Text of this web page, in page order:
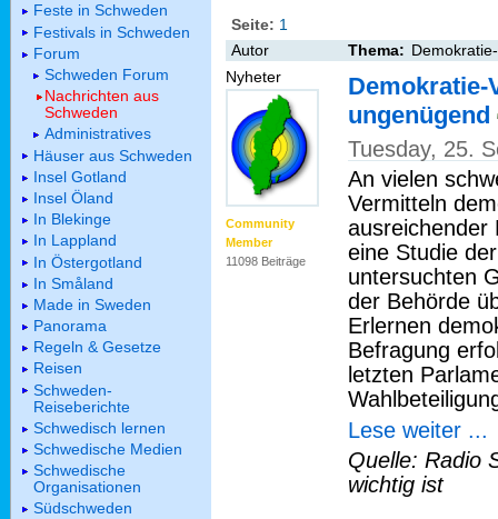
Seite: 1
Autor
Thema:
Nyheter
Community
Member
11098 Beiträge
Demokratie-
ungenügend
Tuesday, 25.
An vielen
Vermitteln
ausreichender
eine Studie
untersuchten
der Behörde
Erlernen
Befragung
letzten
Lese weiter ...
Quelle: Radio
wichtig ist
Feste in Schweden
Festivals in Schweden
Forum
Schweden Forum
Nachrichten aus
Schweden
Administratives
Häuser aus Schweden
Insel Gotland
Insel Öland
In Blekinge
In Lappland
In Östergotland
In Småland
Made in Sweden
Panorama
Regeln & Gesetze
Reisen
Schweden-
Reiseberichte
Schwedisch lernen
Schwedische Medien
Schwedische
Organisationen
Südschweden